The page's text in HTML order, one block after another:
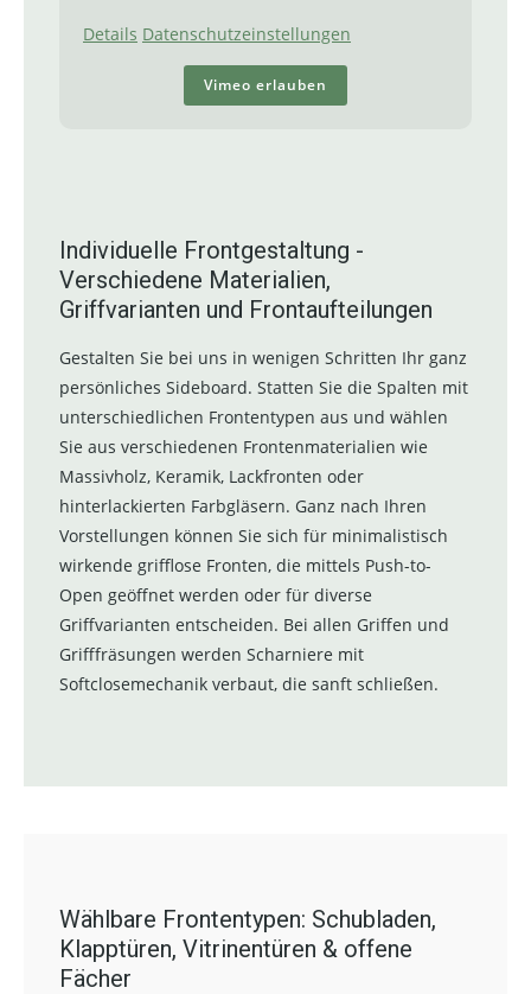
Details Datenschutzeinstellungen
Vimeo erlauben
Individuelle Frontgestaltung -
Verschiedene Materialien,
Griffvarianten und Frontaufteilungen
Gestalten Sie bei uns in wenigen Schritten Ihr ganz
persönliches Sideboard. Statten Sie die Spalten mit
unterschiedlichen Frontentypen aus und wählen
Sie aus verschiedenen Frontenmaterialien wie
Massivholz, Keramik, Lackfronten oder
hinterlackierten Farbgläsern. Ganz nach Ihren
Vorstellungen können Sie sich für minimalistisch
wirkende grifflose Fronten, die mittels Push-to-
Open geöffnet werden oder für diverse
Griffvarianten entscheiden. Bei allen Griffen und
Grifffräsungen werden Scharniere mit
Softclosemechanik verbaut, die sanft schließen.
Wählbare Frontentypen: Schubladen,
Klapptüren, Vitrinentüren & offene
Fächer